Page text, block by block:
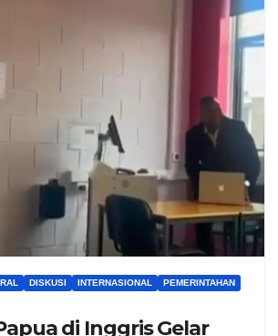
DISKUSI INTERNASIONAL
PEMERINTAHAN
di Inggris Gelar